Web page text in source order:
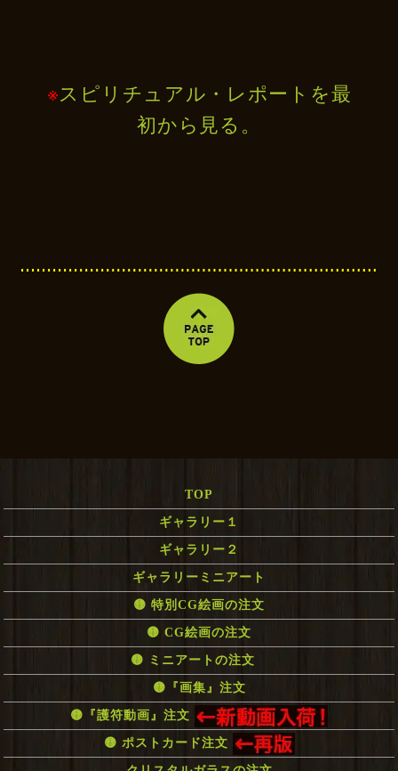
※スピリチュアル・レポートを最
初から見る。
TOP
ギャラリー１
ギャラリー２
ギャラリーミニアート
🟡 特別CG絵画の注文
🟡 CG絵画の注文
🟡 ミニアートの注文
🟡『画集』注文
🟡『護符動画』注文
🟡 ポストカード注文